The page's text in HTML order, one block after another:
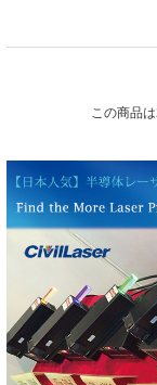
この商品